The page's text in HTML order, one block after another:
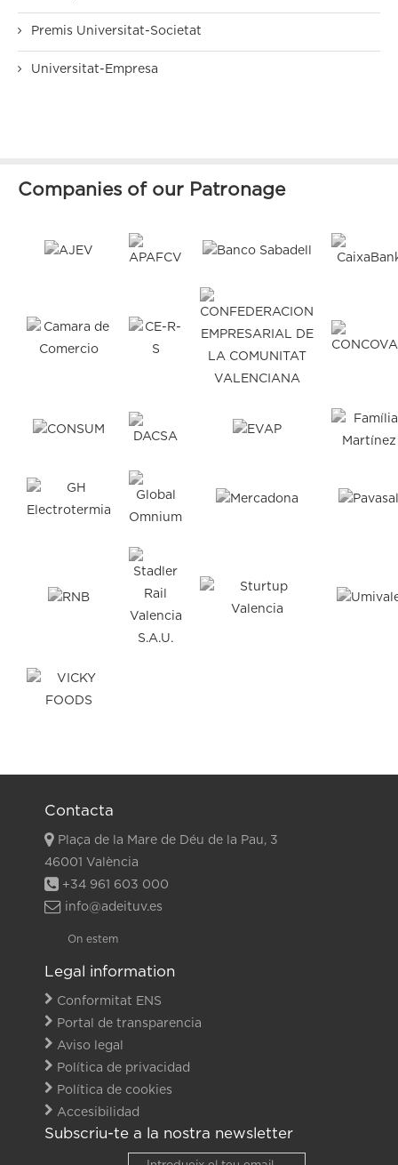
Premis Universitat-Societat
Universitat-Empresa
Companies of our Patronage
Contacta
Plaça de la Mare de Déu de la Pau, 3
46001 València
+34 961 603 000
info@adeituv.es
On estem
Legal information
Conformitat ENS
Portal de transparencia
Aviso legal
Política de privacidad
Política de cookies
Accesibilidad
Subscriu-te a la nostra newsletter